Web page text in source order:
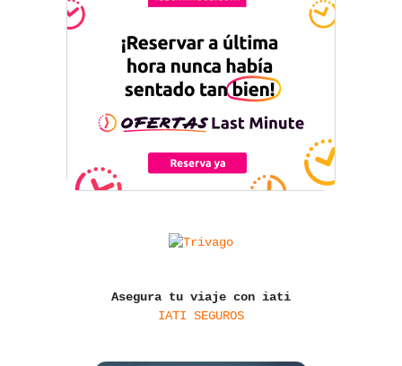
Asegura tu viaje con iati
IATI SEGUROS